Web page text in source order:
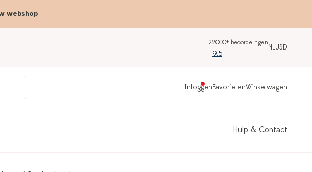
webshop
22000+ beoordelingen
9.5
NLUSD
InloggenFavorietenWinkelwagen
Hulp & Contact